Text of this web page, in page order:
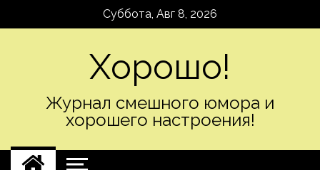
Суббота, Авг 8, 2026
Хорошо!
Журнал смешного юмора и
хорошего настроения!